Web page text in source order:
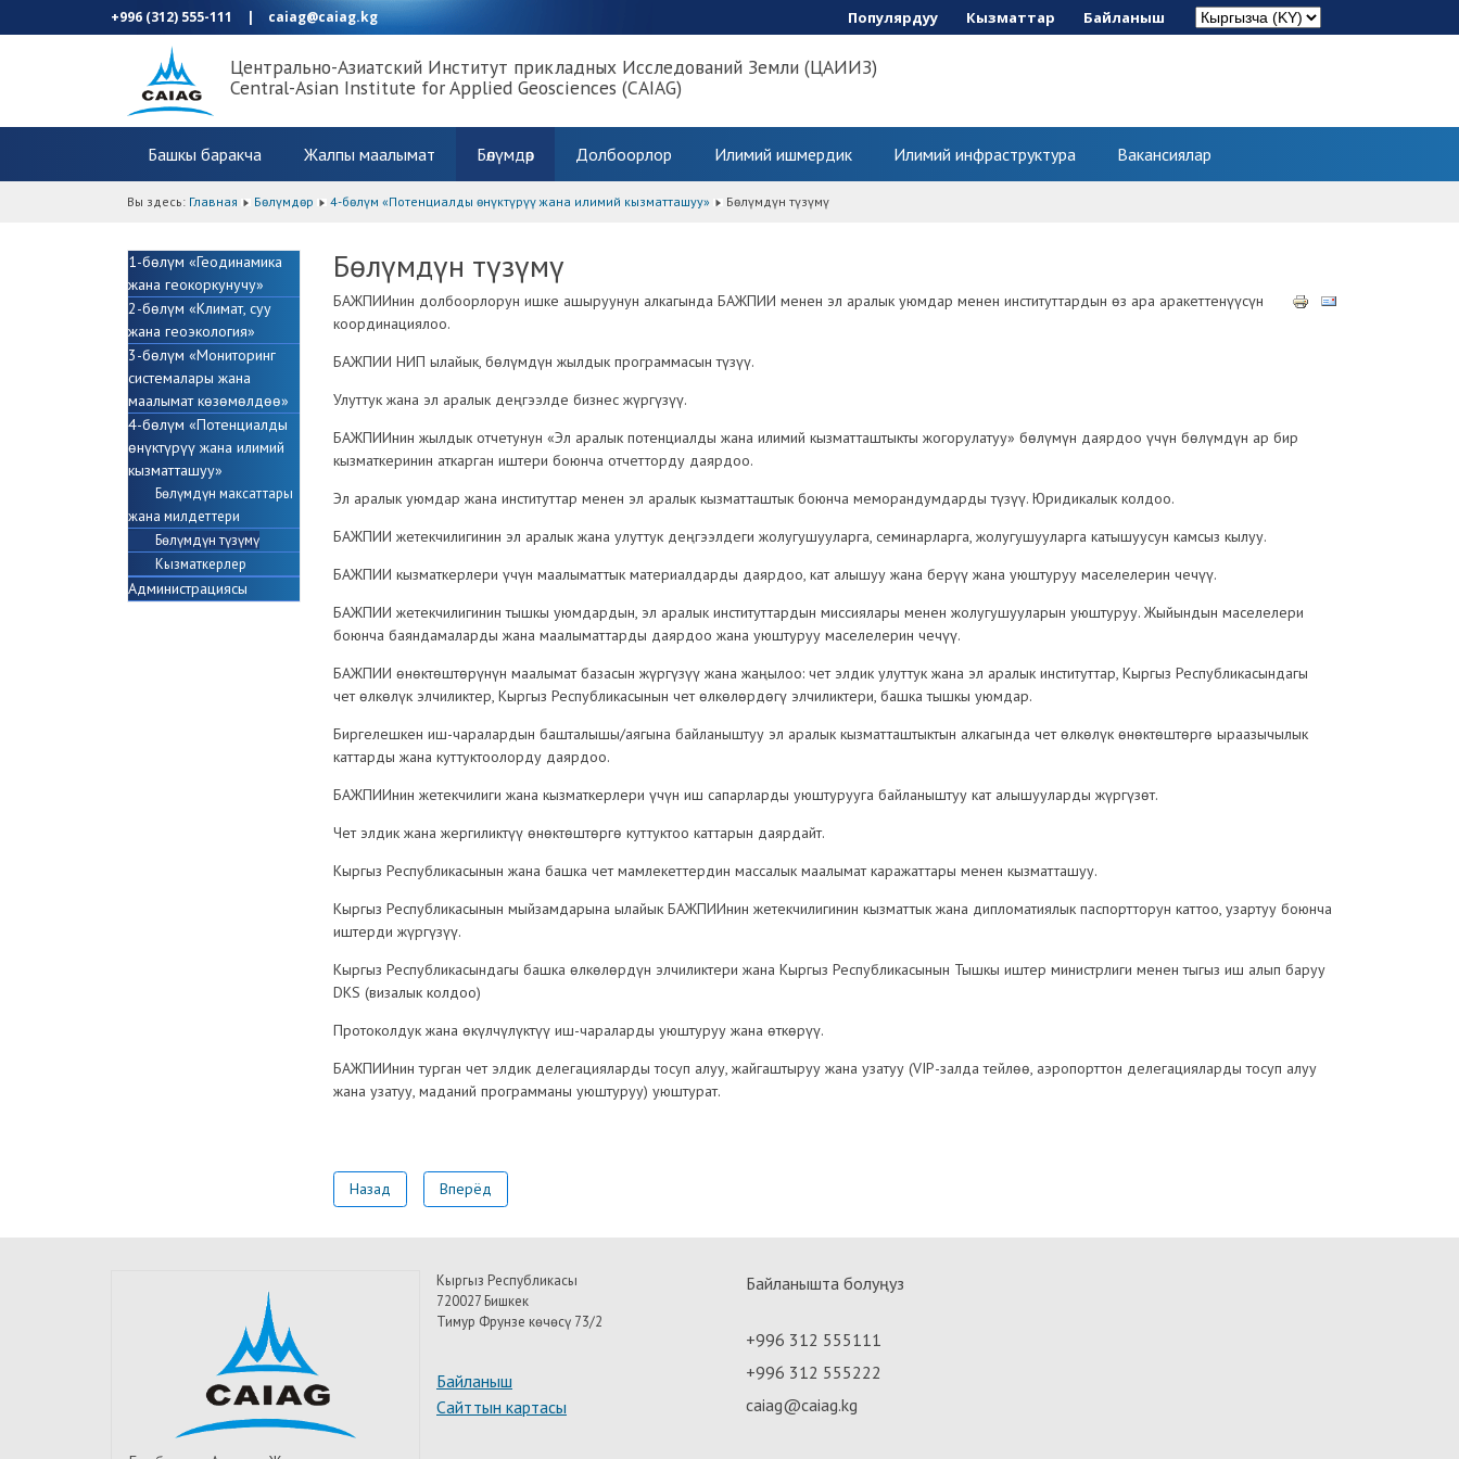
+996 (312) 555-111 | caiag@caiag.kg Популярдуу Кызматтар Байланыш
Центрально-Азиатский Институт прикладных Исследований Земли (ЦАИИЗ)
Central-Asian Institute for Applied Geosciences (CAIAG)
Башкы баракча Жалпы маалымат Бөлүмдөр Долбоорлор Илимий ишмердик Илимий инфраструктура Вакансиялар
Вы здесь: Главная Бөлүмдөр 4-бөлүм «Потенциалды ѳнүктүрүү жана илимий кызматташуу» Бөлүмдүн түзүмү
1-бөлүм «Геодинамика
жана геокоркунучу»
2-бөлүм «Климат, суу
жана геоэкология»
3-бөлүм «Мониторинг
системалары жана
маалымат кѳзѳмѳлдѳѳ»
4-бөлүм «Потенциалды
ѳнүктүрүү жана илимий
кызматташуу»
Бөлүмдүн максаттары
жана милдеттери
Бөлүмдүн түзүмү
Кызматкерлер
Администрациясы
Бөлүмдүн түзүмү
БАЖПИИнин долбоорлорун ишке ашыруунун алкагында БАЖПИИ менен эл аралык уюмдар менен институттардын өз ара аракеттенүүсүн
координациялоо.
БАЖПИИ НИП ылайык, бөлүмдүн жылдык программасын түзүү.
Улуттук жана эл аралык деңгээлде бизнес жүргүзүү.
БАЖПИИнин жылдык отчетунун «Эл аралык потенциалды жана илимий кызматташтыкты жогорулатуу» бөлүмүн даярдоо үчүн бөлүмдүн ар бир
кызматкеринин аткарган иштери боюнча отчетторду даярдоо.
Эл аралык уюмдар жана институттар менен эл аралык кызматташтык боюнча меморандумдарды түзүү. Юридикалык колдоо.
БАЖПИИ жетекчилигинин эл аралык жана улуттук деңгээлдеги жолугушууларга, семинарларга, жолугушууларга катышуусун камсыз кылуу.
БАЖПИИ кызматкерлери үчүн маалыматтык материалдарды даярдоо, кат алышуу жана берүү жана уюштуруу маселелерин чечүү.
БАЖПИИ жетекчилигинин тышкы уюмдардын, эл аралык институттардын миссиялары менен жолугушууларын уюштуруу. Жыйындын маселелери
боюнча баяндамаларды жана маалыматтарды даярдоо жана уюштуруу маселелерин чечүү.
БАЖПИИ өнөктөштөрүнүн маалымат базасын жүргүзүү жана жаңылоо: чет элдик улуттук жана эл аралык институттар, Кыргыз Республикасындагы
чет өлкөлүк элчиликтер, Кыргыз Республикасынын чет өлкөлөрдөгү элчиликтери, башка тышкы уюмдар.
Биргелешкен иш-чаралардын башталышы/аягына байланыштуу эл аралык кызматташтыктын алкагында чет өлкөлүк өнөктөштөргө ыраазычылык
каттарды жана куттуктоолорду даярдоо.
БАЖПИИнин жетекчилиги жана кызматкерлери үчүн иш сапарларды уюштурууга байланыштуу кат алышууларды жүргүзөт.
Чет элдик жана жергиликтүү өнөктөштөргө куттуктоо каттарын даярдайт.
Кыргыз Республикасынын жана башка чет мамлекеттердин массалык маалымат каражаттары менен кызматташуу.
Кыргыз Республикасынын мыйзамдарына ылайык БАЖПИИнин жетекчилигинин кызматтык жана дипломатиялык паспортторун каттоо, узартуу боюнча
иштерди жүргүзүү.
Кыргыз Республикасындагы башка өлкөлөрдүн элчиликтери жана Кыргыз Республикасынын Тышкы иштер министрлиги менен тыгыз иш алып баруу
DKS (визалык колдоо)
Протоколдук жана өкүлчүлүктүү иш-чараларды уюштуруу жана өткөрүү.
БАЖПИИнин турган чет элдик делегацияларды тосуп алуу, жайгаштыруу жана узатуу (VIP-залда тейлөө, аэропорттон делегацияларды тосуп алуу
жана узатуу, маданий программаны уюштуруу) уюштурат.
Назад Вперёд
Кыргыз Республикасы
720027 Бишкек
Тимур Фрунзе көчөсү 73/2
Байланыш
Сайттын картасы
Байланышта болуңуз
+996 312 555111
+996 312 555222
caiag@caiag.kg